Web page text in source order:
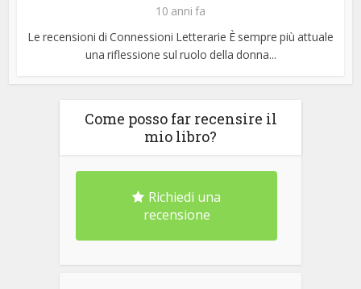
10 anni fa
Le recensioni di Connessioni Letterarie È sempre più attuale
una riflessione sul ruolo della donna...
Come posso far recensire il
mio libro?
Richiedi una
recensione